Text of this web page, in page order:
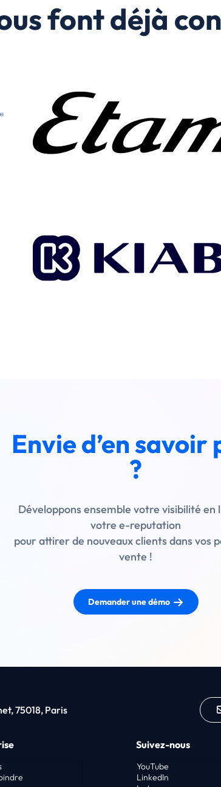
font déjà
Envie d’en savoir
?
Développons ensemble votre visibilité en
votre e-reputation
pour attirer de nouveaux clients dans vos
vente !
Demander une démo
75018, Paris
Suivez-nous
YouTube
LinkedIn